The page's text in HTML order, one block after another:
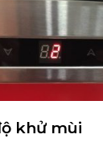
khử mùi